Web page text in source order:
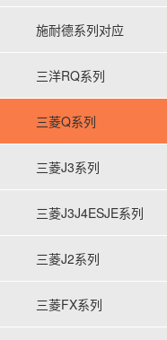
施耐德系列对应
三洋RQ系列
三菱Q系列
三菱J3系列
三菱J3J4ESJE系列
三菱J2系列
三菱FX系列